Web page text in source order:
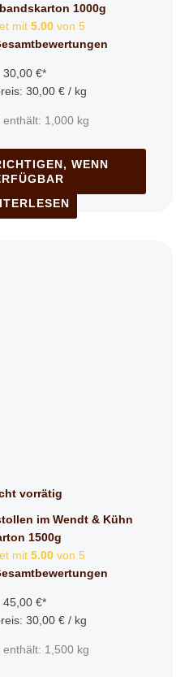
1000g
mit 5.00 von 5
30,00 €*
30,00 € / kg
enthält: 1,000 kg
WENN
vorrätig
im Wendt & Kühn
1500g
mit 5.00 von 5
45,00 €*
30,00 € / kg
enthält: 1,500 kg